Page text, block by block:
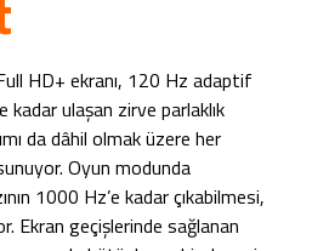
HD+ ekranı, 120 Hz adaptif
kadar ulaşan zirve parlaklık
da dâhil olmak üzere her
Oyun modunda
1000 Hz’e kadar çıkabilmesi,
Ekran geçişlerinde sağlanan